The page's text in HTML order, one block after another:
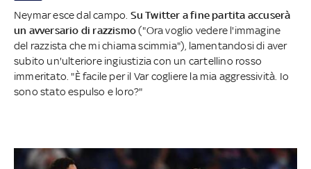
Neymar esce dal campo. Su Twitter a fine partita accuserà
un avversario di razzismo("Ora voglio vedere l'immagine
del razzista che mi chiama scimmia"), lamentandosi di aver
subito un'ulteriore ingiustizia con un cartellino rosso
immeritato. "È facile per il Var cogliere la mia aggressività. Io
sono stato espulso e loro?"